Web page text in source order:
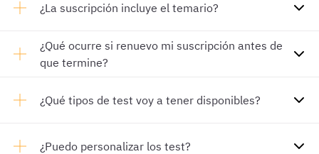
¿La suscripción incluye el temario?
¿Qué ocurre si renuevo mi suscripción antes de
que termine?
¿Qué tipos de test voy a tener disponibles?
¿Puedo personalizar los test?